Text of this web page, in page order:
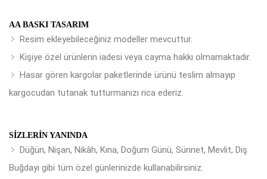
AA BASKI TASARIM
Resim ekleyebileceğiniz modeller mevcuttur.
Kişiye özel ürünlerin iadesi veya cayma hakkı olmamaktadır.
Hasar gören kargolar paketlerinde ürünü teslim almayıp
kargocudan tutanak tutturmanızı rica ederiz.
SIZLERIN YANINDA
Düğün, Nişan, Nikâh, Kına, Doğum Günü, Sünnet, Mevlit, Diş
Buğdayı gibi tüm özel günlerinizde kullanabilirsiniz.